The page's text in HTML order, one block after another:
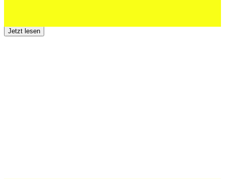
Jetzt lesen